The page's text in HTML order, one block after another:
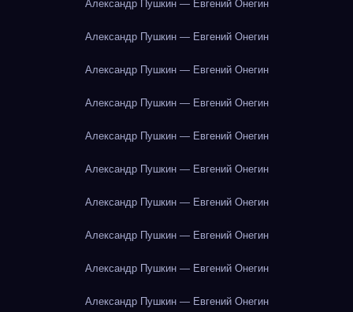
Александр Пушкин — Евгений Онегин
Александр Пушкин — Евгений Онегин
Александр Пушкин — Евгений Онегин
Александр Пушкин — Евгений Онегин
Александр Пушкин — Евгений Онегин
Александр Пушкин — Евгений Онегин
Александр Пушкин — Евгений Онегин
Александр Пушкин — Евгений Онегин
Александр Пушкин — Евгений Онегин
Александр Пушкин — Евгений Онегин